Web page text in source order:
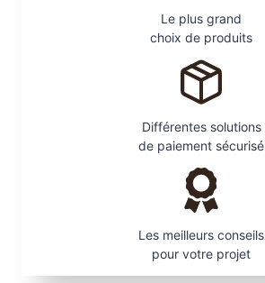
Le plus grand
choix de produits
Différentes solutions
de paiement sécurisé
Les meilleurs conseils
pour votre projet